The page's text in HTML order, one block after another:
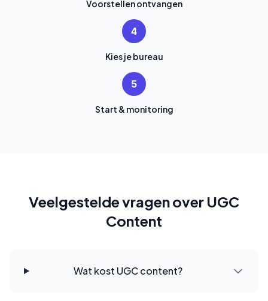
Voorstellen ontvangen
4
Kies je bureau
5
Start & monitoring
Veelgestelde vragen over UGC
Content
Wat kost UGC content?